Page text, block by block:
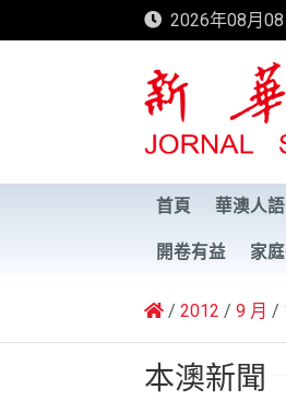
to
2026年08月
新華澳
首頁 華澳人語
開卷有益 家
2012 9 月
本澳新聞